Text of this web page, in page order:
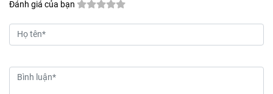
Đánh giá của bạn